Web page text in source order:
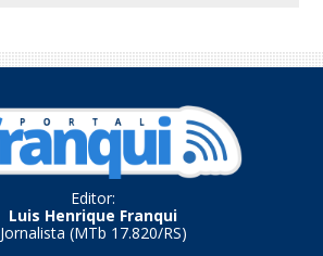
Editor:
Luis Henrique Franqui
Jornalista (MTb 17.820/RS)